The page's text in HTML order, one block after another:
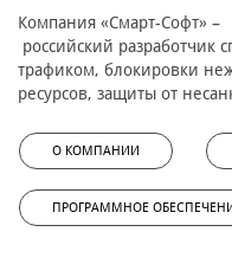
Компания «Смарт-Софт» –
российский
трафиком, блокировки
ресурсов, защиты от
О КОМПАНИИ
ПРОГРАММНОЕ